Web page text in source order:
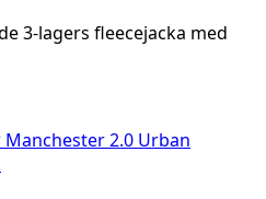
3-lagers fleecejacka med